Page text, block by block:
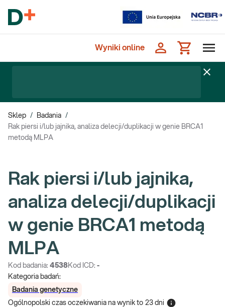
Wyniki online
Sklep / Badania /
Rak piersi i/lub jajnika, analiza delecji/duplikacji w genie BRCA1
metodą MLPA
Rak piersi i/lub jajnika,
analiza delecji/duplikacji
w genie BRCA1 metodą
MLPA
Kod badania: 4538Kod ICD: -
Kategoria badań:
Badania genetyczne
Ogólnopolski czas oczekiwania na wynik to 23 dni